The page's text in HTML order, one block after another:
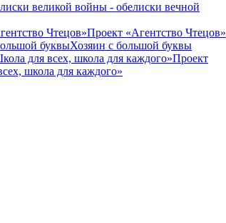
великой войны - обелиски вечной
Проект «Агентство Чтецов»
Хозяин с большой буквы
Проект
школа для каждого»